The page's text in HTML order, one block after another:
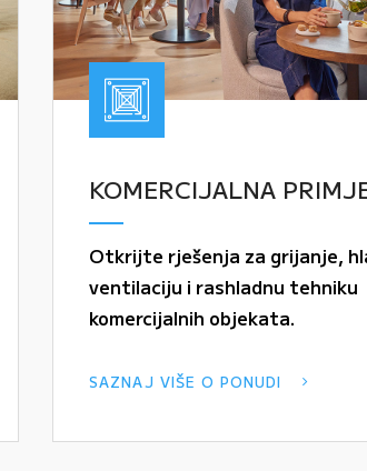
KOMERCIJALNA
Otkrijte rješenja za grijanje,
ventilaciju i rashladnu tehniku
komercijalnih objekata.
SAZNAJ VIŠE O PONUDI